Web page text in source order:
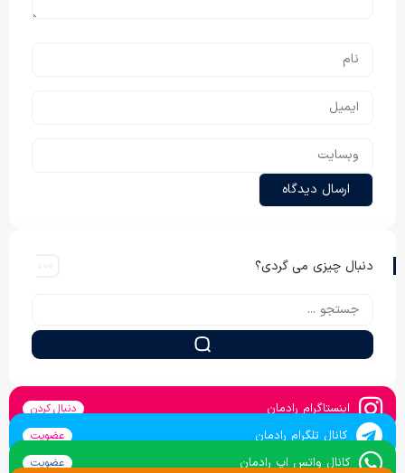
دنبال چیزی می گردی؟
اینستاگرام رادمان دنبال کردن
کانال تلگرام رادمان عضویت
کانال واتس اپ رادمان عضویت